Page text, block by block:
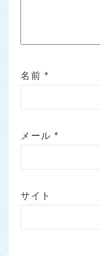
名前 *
メール*
サイト